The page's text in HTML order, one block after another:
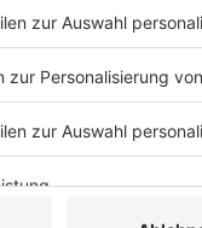
Das ist der
Anzeige
Bei euch läuft das